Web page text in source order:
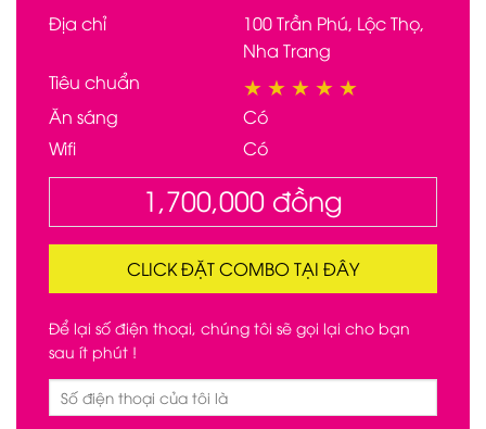
Địa chỉ
100 Trần Phú, Lộc Thọ,
Nha Trang
Tiêu chuẩn
★ ★ ★ ★ ★
Ăn sáng
Có
Wifi
Có
1,700,000 đồng
CLICK ĐẶT COMBO TẠI ĐÂY
Để lại số điện thoại, chúng tôi sẽ gọi lại cho bạn
sau ít phút !